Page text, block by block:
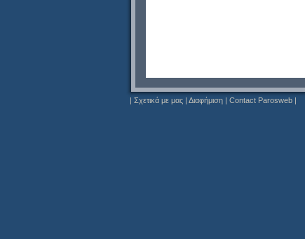
| Σχετικά με μας | Διαφήμιση | Contact Parosweb |